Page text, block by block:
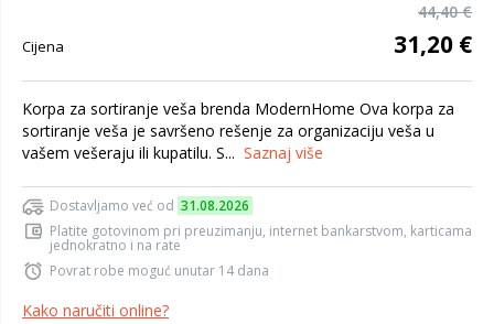
44,40 €
Cijena 31,20 €
Korpa za sortiranje veša brenda ModernHome Ova korpa za
sortiranje veša je savršeno rešenje za organizaciju veša u
vašem vešeraju ili kupatilu. S... Saznaj više
Dostavljamo već od 31.08.2026
Platite gotovinom pri preuzimanju, internet bankarstvom, karticama
jednokratno i na rate
Povrat robe moguć unutar 14 dana
Kako naručiti online?